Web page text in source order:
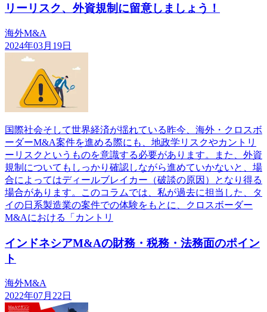
リーリスク、外資規制に留意しましょう！
海外M&A
2024年03月19日
国際社会そして世界経済が揺れている昨今、海外・クロスボ
ーダーM&A案件を進める際にも、地政学リスクやカントリ
ーリスクというものを意識する必要があります。また、外資
規制についてもしっかり確認しながら進めていかないと、場
合によってはディールブレイカー（破談の原因）となり得る
場合があります。このコラムでは、私が過去に担当した、タ
イの日系製造業の案件での体験をもとに、クロスボーダー
M&Aにおける「カントリ
インドネシアM&Aの財務・税務・法務面のポイン
ト
海外M&A
2022年07月22日